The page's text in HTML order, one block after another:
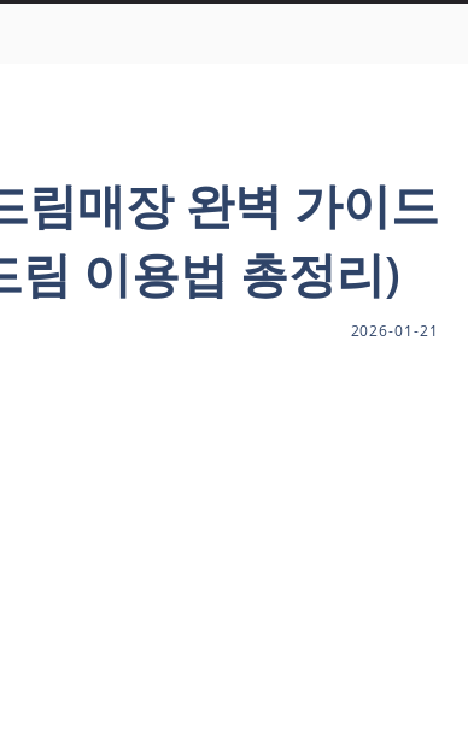
림매장 완벽 가이드
이용법 총정리)
2026-01-21